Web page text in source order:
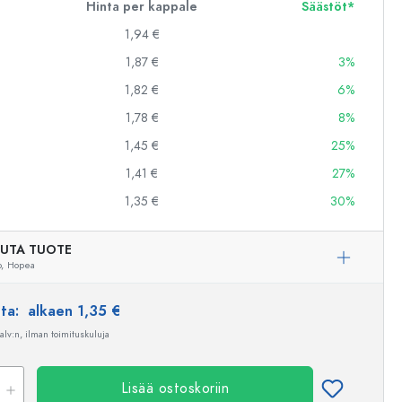
Hinta per kappale
Säästöt*
1,94 €
1,87 €
3%
1,82 €
6%
1,78 €
8%
1,45 €
25%
1,41 €
27%
1,35 € 30%
TUOTE
Hopea
alkaen 1,35 €
ilman toimituskuluja
Lisää ostoskoriin